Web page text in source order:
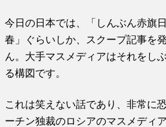
今日の日本では、「しんぶん赤旗
春」ぐらいしか、スクープ記事を
ん。大手マスメディアはそれをし
る構図です。
これは笑えない話であり、非常に
ーチン独裁のロシアのマスメディ